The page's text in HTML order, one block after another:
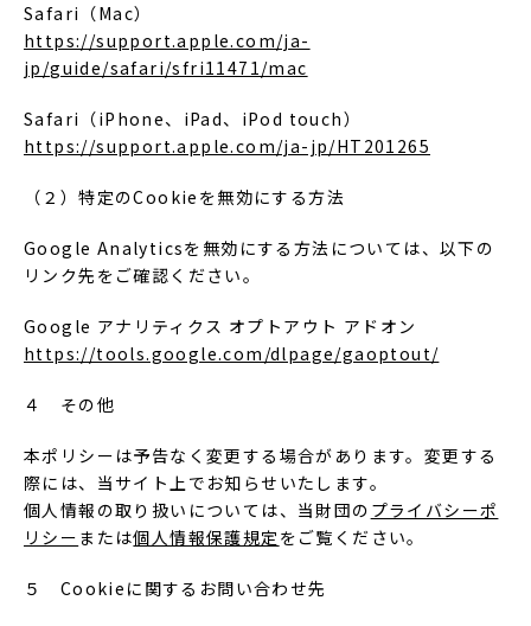
Safari（Mac）
https://support.apple.com/ja-
jp/guide/safari/sfri11471/mac
Safari（iPhone、iPad、iPod touch）
https://support.apple.com/ja-jp/HT201265
（２）特定のCookieを無効にする方法
Google Analyticsを無効にする方法については、以下の
リンク先をご確認ください。
Google アナリティクス オプトアウト アドオン
https://tools.google.com/dlpage/gaoptout/
４ その他
本ポリシーは予告なく変更する場合があります。変更する
際には、当サイト上でお知らせいたします。
個人情報の取り扱いについては、当財団の プライバシーポ
リシー または個人情報保護規定 をご覧ください。
５ Cookieに関するお問い合わせ先